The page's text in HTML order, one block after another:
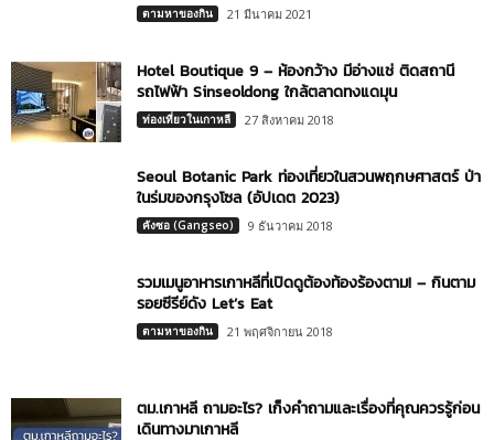
ตามหาของกิน 21 มีนาคม 2021
Hotel Boutique 9 – ห้องกว้าง มีอ่างแช่ ติดสถานี
รถไฟฟ้า Sinseoldong ใกล้ตลาดทงแดมุน
ท่องเที่ยวในเกาหลี 27 สิงหาคม 2018
Seoul Botanic Park ท่องเที่ยวในสวนพฤกษศาสตร์ ป่า
ในร่มของกรุงโซล (อัปเดต 2023)
คังซอ (Gangseo) 9 ธันวาคม 2018
รวมเมนูอาหารเกาหลีที่เปิดดูต้องท้องร้องตาม! – กินตาม
รอยซีรีย์ดัง Let’s Eat
ตามหาของกิน 21 พฤศจิกายน 2018
ตม.เกาหลี ถามอะไร? เก็งคำถามและเรื่องที่คุณควรรู้ก่อน
เดินทางมาเกาหลี